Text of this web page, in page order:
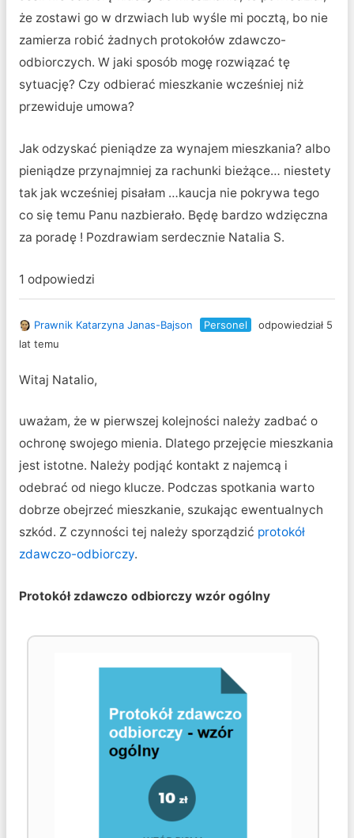
że zostawi go w drzwiach lub wyśle mi pocztą, bo nie
zamierza robić żadnych protokołów zdawczo-
odbiorczych. W jaki sposób mogę rozwiązać tę
sytuację? Czy odbierać mieszkanie wcześniej niż
przewiduje umowa?
Jak odzyskać pieniądze za wynajem mieszkania? albo
pieniądze przynajmniej za rachunki bieżące… niestety
tak jak wcześniej pisałam …kaucja nie pokrywa tego
co się temu Panu nazbierało. Będę bardzo wdzięczna
za poradę ! Pozdrawiam serdecznie Natalia S.
1 odpowiedzi
Prawnik Katarzyna Janas-Bajson Personel
odpowiedział 5
lat temu
Witaj Natalio,
uważam, że w pierwszej kolejności należy zadbać o
ochronę swojego mienia. Dlatego przejęcie mieszkania
jest istotne. Należy podjąć kontakt z najemcą i
odebrać od niego klucze. Podczas spotkania warto
dobrze obejrzeć mieszkanie, szukając ewentualnych
szkód. Z czynności tej należy sporządzić protokół
zdawczo-odbiorczy.
Protokół zdawczo odbiorczy wzór ogólny